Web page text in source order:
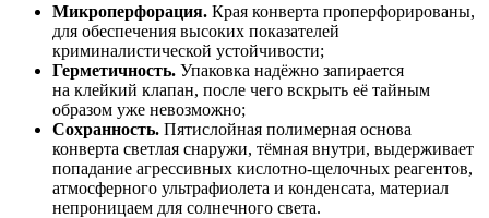
Микроперфорация. Края конверта проперфорированы,
для обеспечения высоких показателей
криминалистической устойчивости;
Герметичность. Упаковка надёжно запирается
на клейкий клапан, после чего вскрыть её тайным
образом уже невозможно;
Сохранность. Пятислойная полимерная основа
конверта светлая снаружи, тёмная внутри, выдерживает
попадание агрессивных кислотно-щелочных реагентов,
атмосферного ультрафиолета и конденсата, материал
непроницаем для солнечного света.